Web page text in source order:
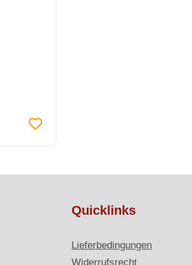
Quicklinks
Lieferbedingungen
Widerrufsrecht